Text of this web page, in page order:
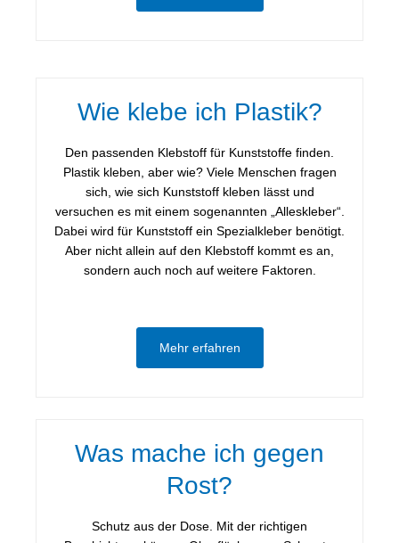
Wie klebe ich Plastik?
Den passenden Klebstoff für Kunststoffe finden.
Plastik kleben, aber wie? Viele Menschen fragen
sich, wie sich Kunststoff kleben lässt und
versuchen es mit einem sogenannten „Alleskleber“.
Dabei wird für Kunststoff ein Spezialkleber benötigt.
Aber nicht allein auf den Klebstoff kommt es an,
sondern auch noch auf weitere Faktoren.
Mehr erfahren
Was mache ich gegen
Rost?
Schutz aus der Dose. Mit der richtigen